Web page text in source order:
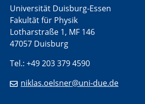
Universität Duisburg-Essen
Fakultät für Physik
Lotharstraße 1, MF 146
47057 Duisburg
Tel.: +49 203 379 4590
niklas.oelsner@uni-due.de